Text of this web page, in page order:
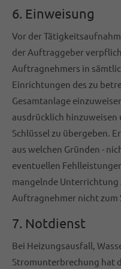
6. Einweisung
Vor der
der Auftraggeber
Auftragnehmers in
Einrichtungen des zu
Gesamtanlage
ausdrücklich
Schlüssel zu übergeben.
aus welchen Gründen -
eventuellen
mangelnde
Auftragnehmer nicht zum
7. Notdienst
Bei Heizungsausfall,
Stromunterbrechung hat